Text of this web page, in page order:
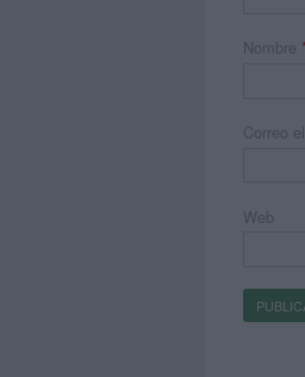
Nombre *
Correo
Web